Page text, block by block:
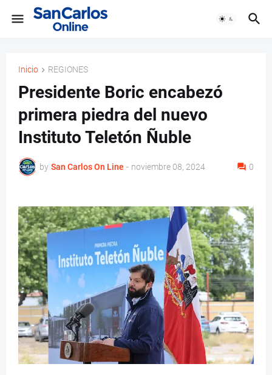
Inicio REGIONES
Presidente Boric encabezó
primera piedra del nuevo
Instituto Teletón Ñuble
by San Carlos On Line - noviembre 08, 2024 0